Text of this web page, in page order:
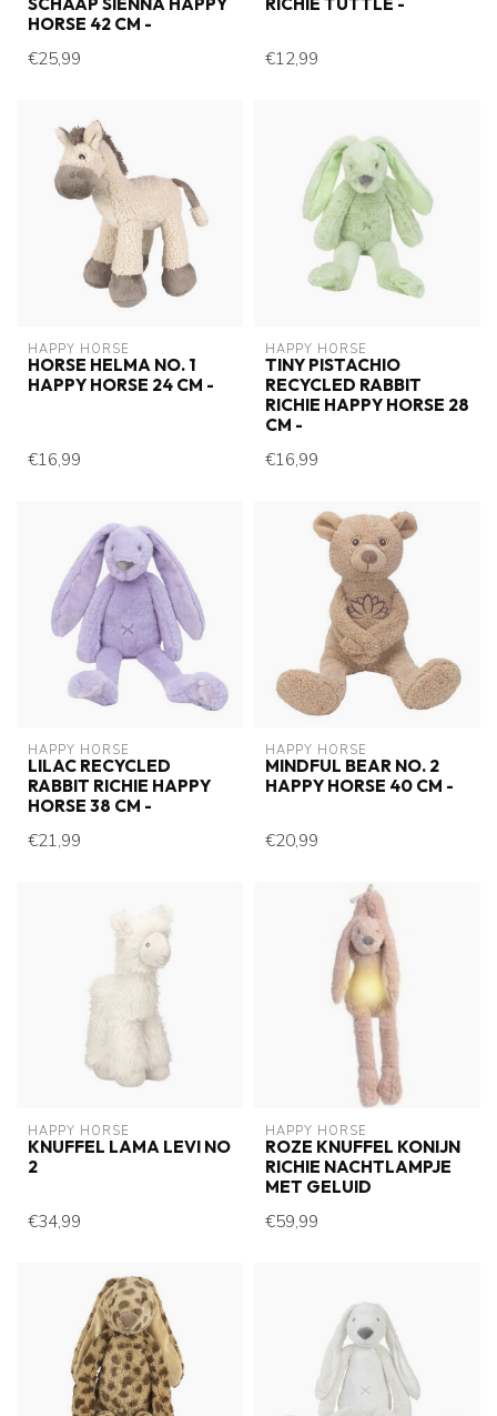
HORSE 42 CM -
€25,99 €12,99
HAPPY HORSE
HORSE HELMA NO. 1
HAPPY HORSE 24 CM -
€16,99
HAPPY HORSE
TINY PISTACHIO
RECYCLED RABBIT
RICHIE HAPPY HORSE 28
CM -
€16,99
HAPPY HORSE
LILAC RECYCLED
RABBIT RICHIE HAPPY
HORSE 38 CM -
€21,99
HAPPY HORSE
MINDFUL BEAR NO. 2
HAPPY HORSE 40 CM -
€20,99
HAPPY HORSE
KNUFFEL LAMA LEVI NO
2
€34,99
HAPPY HORSE
ROZE KNUFFEL KONIJN
RICHIE NACHTLAMPJE
MET GELUID
€59,99